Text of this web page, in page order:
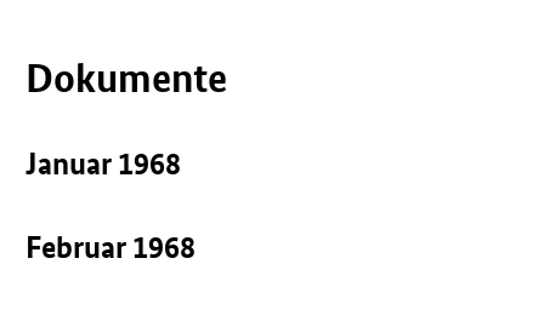
Dokumente
Januar 1968
Februar 1968